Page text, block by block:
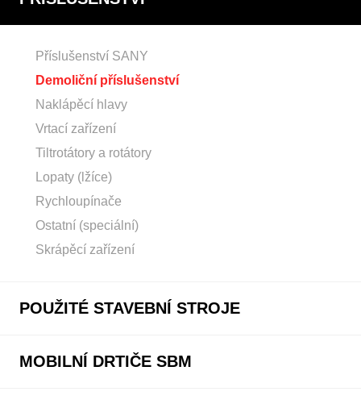
Příslušenství SANY
Demoliční příslušenství
Naklápěcí hlavy
Vrtací zařízení
Tiltrotátory a rotátory
Lopaty (lžíce)
Rychloupínače
Ostatní (speciální)
Skrápěcí zařízení
POUŽITÉ STAVEBNÍ STROJE
MOBILNÍ DRTIČE SBM